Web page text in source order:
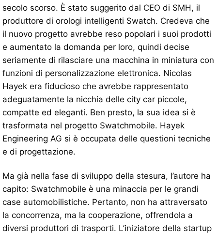
secolo scorso. È stato suggerito dal CEO di SMH, il
produttore di orologi intelligenti Swatch. Credeva che
il nuovo progetto avrebbe reso popolari i suoi prodotti
e aumentato la domanda per loro, quindi decise
seriamente di rilasciare una macchina in miniatura con
funzioni di personalizzazione elettronica. Nicolas
Hayek era fiducioso che avrebbe rappresentato
adeguatamente la nicchia delle city car piccole,
compatte ed eleganti. Ben presto, la sua idea si è
trasformata nel progetto Swatchmobile. Hayek
Engineering AG si è occupata delle questioni tecniche
e di progettazione.
Ma già nella fase di sviluppo della stesura, l’autore ha
capito: Swatchmobile è una minaccia per le grandi
case automobilistiche. Pertanto, non ha attraversato
la concorrenza, ma la cooperazione, offrendola a
diversi produttori di trasporti. L’iniziatore della startup